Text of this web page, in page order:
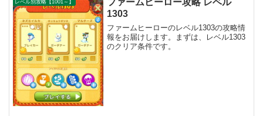
レベル別攻略【1001～】
ファームヒーロー攻略 レベル
1303
ファームヒーローのレベル1303の攻略情
報をお届けします。まずは、レベル1303
のクリア条件です。